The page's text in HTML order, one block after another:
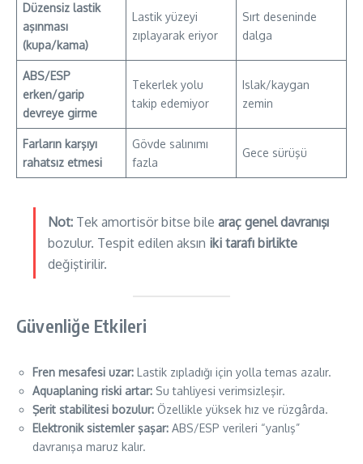
Düzensiz lastik
aşınması
(kupa/kama)
Lastik yüzeyi
zıplayarak eriyor
Sırt deseninde
dalga
ABS/ESP
erken/garip
devreye girme
Tekerlek yolu
takip edemiyor
Islak/kaygan
zemin
Farların karşıyı
rahatsız etmesi
Gövde salınımı
fazla
Gece sürüşü
Not: Tek amortisör bitse bile araç genel davranışı
bozulur. Tespit edilen aksın iki tarafı birlikte
değiştirilir.
Güvenliğe Etkileri
Fren mesafesi uzar: Lastik zıpladığı için yolla temas azalır.
Aquaplaning riski artar: Su tahliyesi verimsizleşir.
Şerit stabilitesi bozulur: Özellikle yüksek hız ve rüzgârda.
Elektronik sistemler şaşar: ABS/ESP verileri “yanlış”
davranışa maruz kalır.